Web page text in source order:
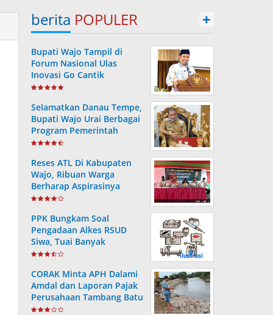
berita POPULER +
Bupati Wajo Tampil di
Forum Nasional Ulas
Inovasi Go Cantik
Tanggulangi Infeksi
Selamatkan Danau Tempe,
Bupati Wajo Urai Berbagai
Program Pemerintah
Reses ATL Di Kabupaten
Wajo, Ribuan Warga
Berharap Aspirasinya
Terpenuhi
PPK Bungkam Soal
Pengadaan Alkes RSUD
Siwa, Tuai Banyak
Pertanyaan Masyarakat..
CORAK Minta APH Dalami
Amdal dan Laporan Pajak
Perusahaan Tambang Batu
Di Soppeng